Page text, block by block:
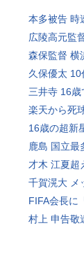
本多被告 時
広陵高元監
森保監督 横
久保優太
三井寺 16歳
楽天から死
16歳の超新
鹿島 国立最
才木 江夏超
千賀滉大 メ
FIFA会長に
村上 申告敬